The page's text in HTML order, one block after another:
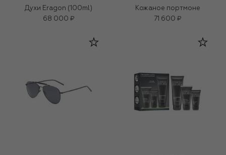
Духи Eragon (100ml)
68 000 ₽
Кожаное портмоне
71 600 ₽